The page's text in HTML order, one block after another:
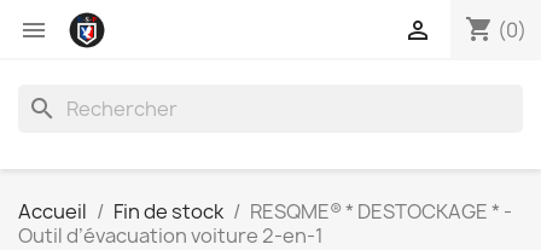
 shopping_cart (0)

search
Accueil Fin de stock
RESQME® * DESTOCKAGE * -
Outil d’évacuation voiture 2-en-1